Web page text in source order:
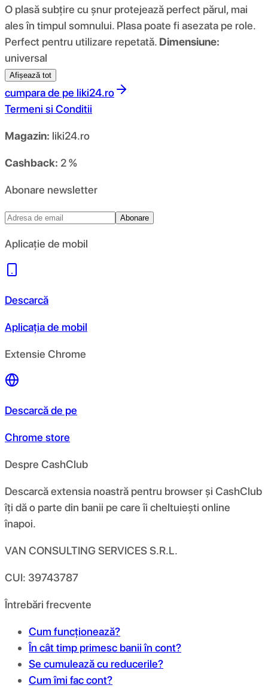
O plasă subțire cu șnur protejează perfect părul, mai
ales în timpul somnului. Plasa poate fi asezata pe role.
Perfect pentru utilizare repetată. Dimensiune:
universal
Afișează tot
cumpara de pe liki24.ro
Termeni si Conditii
Magazin: liki24.ro
Cashback: 2 %
Abonare newsletter
Abonare
Aplicație de mobil
Descarcă
Aplicația de mobil
Extensie Chrome
Descarcă de pe
Chrome store
Despre CashClub
Descarcă extensia noastră pentru browser și CashClub
îți dă o parte din banii pe care îi cheltuiești online
înapoi.
VAN CONSULTING SERVICES S.R.L.
CUI: 39743787
Întrebări frecvente
Cum funcționează?
În cât timp primesc banii în cont?
Se cumulează cu reducerile?
Cum îmi fac cont?